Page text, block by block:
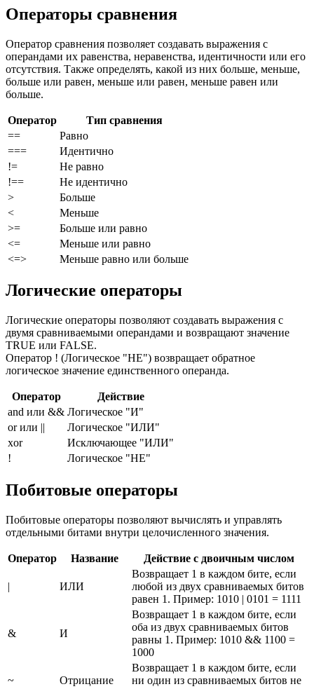
Операторы сравнения
Оператор сравнения позволяет создавать выражения с
операндами их равенства, неравенства, идентичности или его
отсутствия. Также определять, какой из них больше, меньше,
больше или равен, меньше или равен, меньше равен или
больше.
Оператор
Тип сравнения
==
Равно
===
Идентично
!=
Не равно
!==
Не идентично
>
Больше
<
Меньше
>=
Больше или равно
<=
Меньше или равно
<=>
Меньше равно или больше
Логические операторы
Логические операторы позволяют создавать выражения с
двумя сравниваемыми операндами и возвращают значение
TRUE или FALSE.
Оператор ! (Логическое "НЕ") возвращает обратное
логическое значение единственного операнда.
Оператор
Действие
and или && Логическое "И"
or или ||
Логическое "ИЛИ"
xor
Исключающее "ИЛИ"
!
Логическое "НЕ"
Побитовые операторы
Побитовые операторы позволяют вычислять и управлять
отдельными битами внутри целочисленного значения.
Оператор Название Действие с двоичным числом
| ИЛИ
Возвращает 1 в каждом бите, если
любой из двух сравниваемых битов
равен 1. Пример: 1010 | 0101 = 1111
& И
Возвращает 1 в каждом бите, если
оба из двух сравниваемых битов
равны 1. Пример: 1010 && 1100 =
1000
~ Отрицание
Возвращает 1 в каждом бите, если
ни один из сравниваемых битов не